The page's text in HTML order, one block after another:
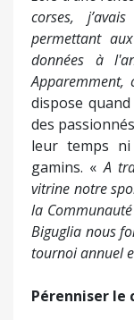
corses,
permettant
données à
Apparemment,
dispose quand
des
leur temps
gamins. «A
vitrine notre
la
Biguglia nous
tournoi annuel
Pérenniser le